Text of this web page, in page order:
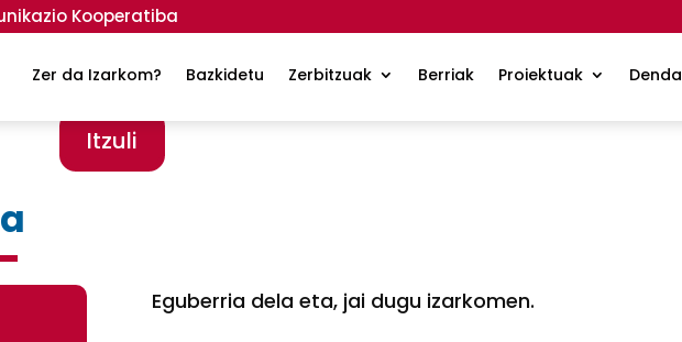
Kooperatiba
Zer da Izarkom? Bazkidetu Zerbitzuak Berriak Proiektuak Denda
Itzuli
Eguberria dela eta, jai dugu izarkomen.